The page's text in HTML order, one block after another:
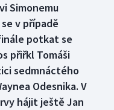
Simonemu
v případě
potkat se
přiřkl Tomáši
sedmnáctého
Odesnika. V
hájit ještě Jan